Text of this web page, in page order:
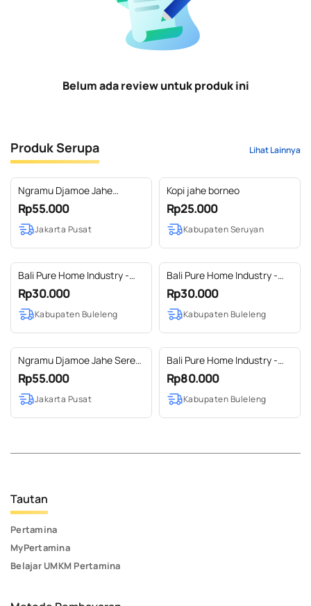
Belum ada review untuk produk ini
Produk Serupa Lihat Lainnya
Ngramu Djamoe Jahe
Pandan Jamu Siap Minum
Rp55.000
Jakarta Pusat
Kopi jahe borneo
Rp25.000
Kabupaten Seruyan
Bali Pure Home Industry -
Cengkeh 100gr
Rp30.000
Kabupaten Buleleng
Bali Pure Home Industry -
Gula Semut Kelapa 200gr
Rp30.000
Kabupaten Buleleng
Ngramu Djamoe Jahe Sereh
Jamu Siap Minum
Rp55.000
Jakarta Pusat
Bali Pure Home Industry -
Teh Bunga Telang kering
100gr organik
Rp80.000
Kabupaten Buleleng
Tautan
Pertamina
MyPertamina
Belajar UMKM Pertamina